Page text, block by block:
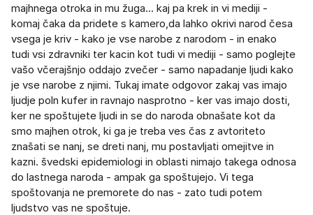
majhnega otroka in mu žuga... kaj pa krek in vi mediji -
komaj čaka da pridete s kamero,da lahko okrivi narod česa
vsega je kriv - kako je vse narobe z narodom - in enako
tudi vsi zdravniki ter kacin kot tudi vi mediji - samo poglejte
vašo včerajšnjo oddajo zvečer - samo napadanje ljudi kako
je vse narobe z njimi. Tukaj imate odgovor zakaj vas imajo
ljudje poln kufer in ravnajo nasprotno - ker vas imajo dosti,
ker ne spoštujete ljudi in se do naroda obnašate kot da
smo majhen otrok, ki ga je treba ves čas z avtoriteto
znašati se nanj, se dreti nanj, mu postavljati omejitve in
kazni. švedski epidemiologi in oblasti nimajo takega odnosa
do lastnega naroda - ampak ga spoštujejo. Vi tega
spoštovanja ne premorete do nas - zato tudi potem
ljudstvo vas ne spoštuje.